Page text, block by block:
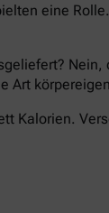
eine
Art
Kalorien.